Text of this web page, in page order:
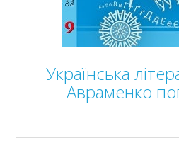
Українська
Авраменко